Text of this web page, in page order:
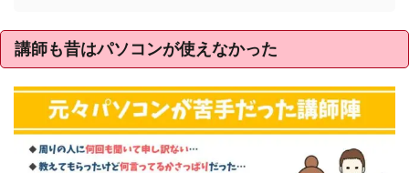
講師も昔はパソコンが使えなかった